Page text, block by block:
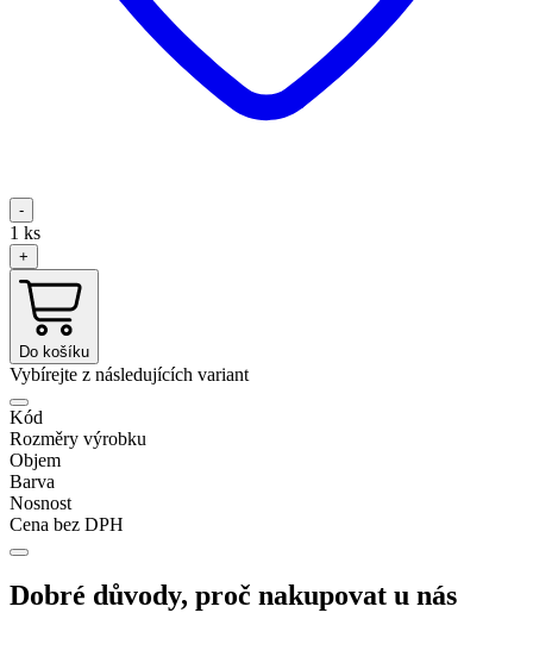
-
1 ks
+
Do košíku
Vybírejte z následujících variant
Kód
Rozměry výrobku
Objem
Barva
Nosnost
Cena bez DPH
Dobré důvody, proč nakupovat u nás